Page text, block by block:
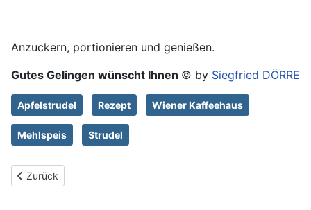
Anzuckern, portionieren und genießen.
Gutes Gelingen wünscht Ihnen © by Siegfried DÖRRE
Apfelstrudel Rezept Wiener Kaffeehaus
Mehlspeis Strudel
Vorheriger Beitrag: Apfelstrudel Rezept
Zurück